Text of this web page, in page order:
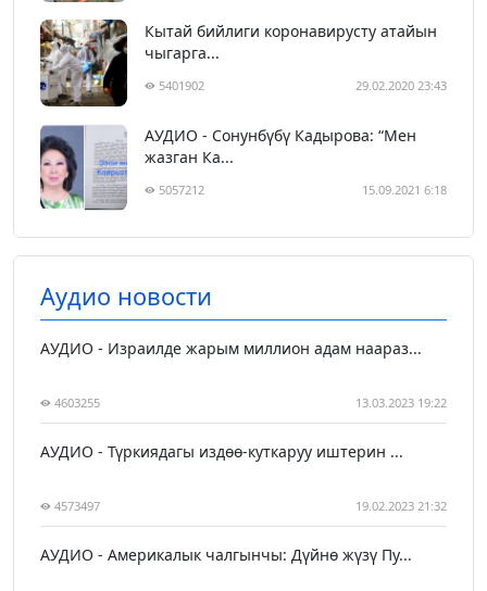
Кытай бийлиги коронавирусту атайын
чыгарга...
5401902 29.02.2020 23:43
АУДИО - Сонунбүбү Кадырова: “Мен
жазган Ка...
5057212 15.09.2021 6:18
Аудио новости
АУДИО - Израилде жарым миллион адам наараз...
4603255 13.03.2023 19:22
АУДИО - Түркиядагы издөө-куткаруу иштерин ...
4573497 19.02.2023 21:32
АУДИО - Америкалык чалгынчы: Дүйнө жүзү Пу...